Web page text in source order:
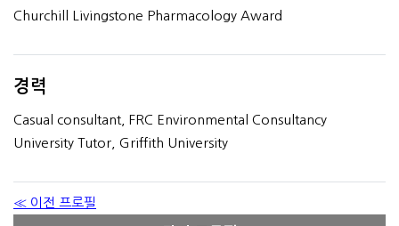
Churchill Livingstone Pharmacology Award
경력
Casual consultant, FRC Environmental Consultancy
University Tutor, Griffith University
≪ 이전 프로필